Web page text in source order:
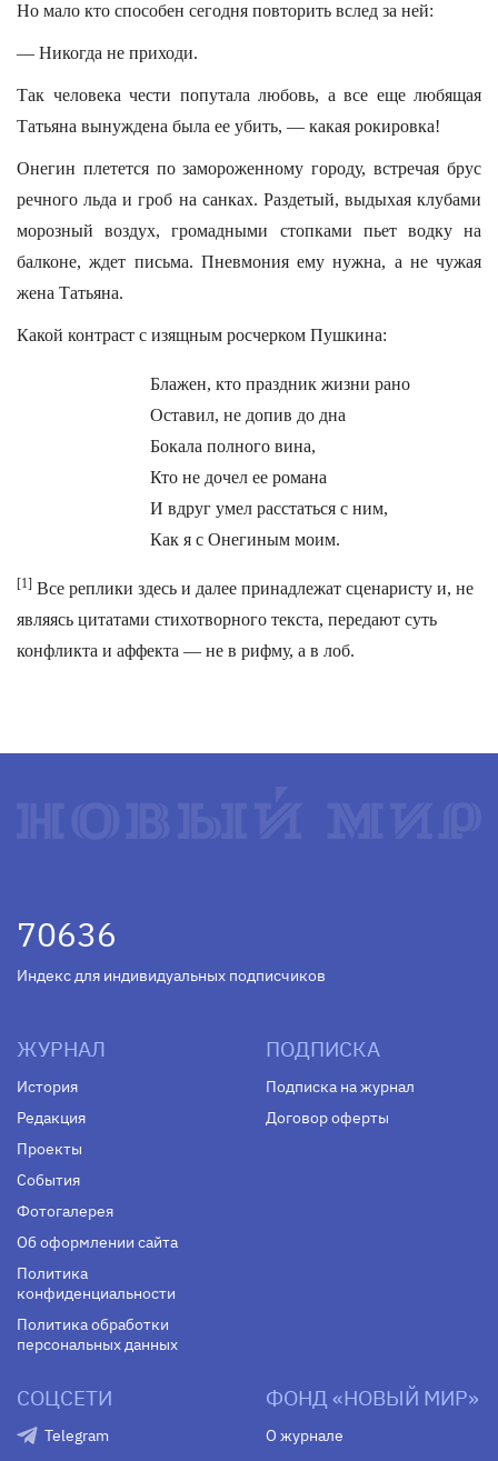
Но мало кто способен сегодня повторить вслед за ней:
— Никогда не приходи.
Так человека чести попутала любовь, а все еще любящая
Татьяна вынуждена была ее убить, — какая рокировка!
Онегин плетется по замороженному городу, встречая брус
речного льда и гроб на санках. Раздетый, выдыхая клубами
морозный воздух, громадными стопками пьет водку на
балконе, ждет письма. Пневмония ему нужна, а не чужая
жена Татьяна.
Какой контраст с изящным росчерком Пушкина:
Блажен, кто праздник жизни рано
Оставил, не допив до дна
Бокала полного вина,
Кто не дочел ее романа
И вдруг умел расстаться с ним,
Как я с Онегиным моим.
[1] Все реплики здесь и далее принадлежат сценаристу и, не
являясь цитатами стихотворного текста, передают суть
конфликта и аффекта — не в рифму, а в лоб.
70636
Индекс для индивидуальных подписчиков
ЖУРНАЛ
История
Редакция
Проекты
События
Фотогалерея
Об оформлении сайта
Политика
конфиденциальности
Политика обработки
персональных данных
ПОДПИСКА
Подписка на журнал
Договор оферты
СОЦСЕТИ
Telegram
ФОНД «НОВЫЙ МИР»
О журнале